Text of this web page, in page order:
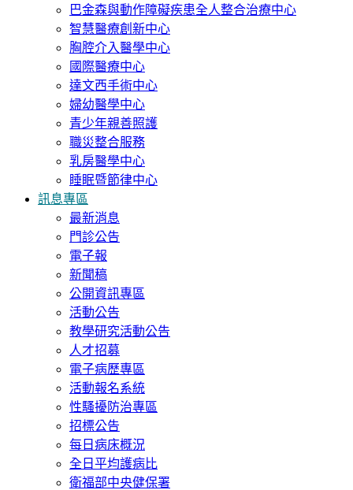
巴金森與動作障礙疾患全人整合治療中心
智慧醫療創新中心
胸腔介入醫學中心
國際醫療中心
達文西手術中心
婦幼醫學中心
青少年親善照護
職災整合服務
乳房醫學中心
睡眠暨節律中心
訊息專區
最新消息
門診公告
電子報
新聞稿
公開資訊專區
活動公告
教學研究活動公告
人才招募
電子病歷專區
活動報名系統
性騷擾防治專區
招標公告
每日病床概況
全日平均護病比
衛福部中央健保署